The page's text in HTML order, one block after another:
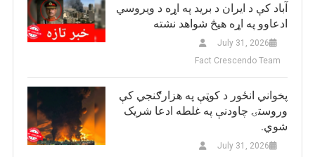
آباد کې د ایران د برید په اړه د ویروسي
ادعاوو په اړه هیڅ شواهد نشته
July 31, 2026
Fact Crescendo Team
پخواني انځور د کوټې په هزارګنجي کې
وروستۍ چاودنې په غلطه ادعا شریک
شوي.
July 31, 2026